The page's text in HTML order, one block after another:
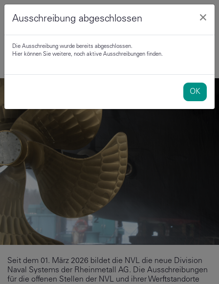
Seit dem 01. März 2026 bildet die NVL die neue Division
Naval Systems der Rheinmetall AG. Die Ausschreibungen
für die offenen Stellen der NVL und ihrer Werftstandorte
Ausschreibung abgeschlossen ×
Die Ausschreibung wurde bereits abgeschlossen.
Hier können Sie weitere, noch aktive Ausschreibungen finden.
OK